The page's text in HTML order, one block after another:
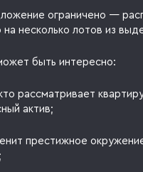
ограничено —
на несколько лотов из
быть интересно:
рассматривает
актив;
престижное